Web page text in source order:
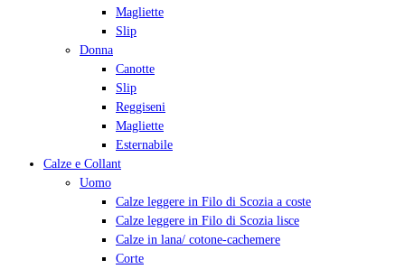
Magliette
Slip
Donna
Canotte
Slip
Reggiseni
Magliette
Esternabile
Calze e Collant
Uomo
Calze leggere in Filo di Scozia a coste
Calze leggere in Filo di Scozia lisce
Calze in lana/ cotone-cachemere
Corte